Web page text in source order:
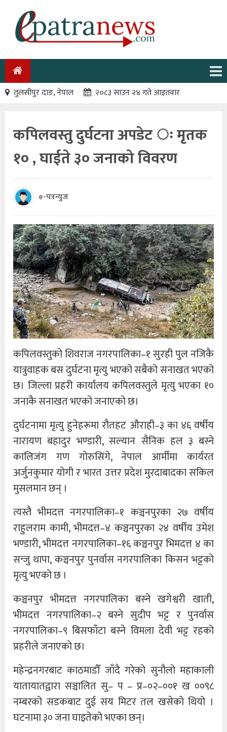
तुलसीपुर दाङ, नेपाल २०८३ साउन २४ गते आइतवार
कपिलवस्तु दुर्घटना अपडेट ः मृतक
१० , घाईते ३० जनाको विवरण
e-पत्रन्युज
कपिलवस्तुको शिवराज नगरपालिका–१ सुरही पुल नजिकै
यात्रुवाहक बस दुर्घटना मृत्यु भएको सबैको सनाखत भएको
छ। जिल्ला प्रहरी कार्यालय कपिलवस्तुले मृत्यु भएका १०
जनाकै सनाखत भएको जनाएको छ।
दुर्घटनामा मृत्यु हुनेहरूमा रौतहट औराही–३ का ४६ वर्षीय
नारायण बहादुर भण्डारी, सल्यान सैनिक हल ३ बस्ने
कालिजंग गण गोरुसिंगे, नेपाल आर्मीमा कार्यरत
अर्जुनकुमार योगी र भारत उत्तर प्रदेश मुरदाबादका सकिल
मुसलमान छन् ।
त्यस्तै भीमदत्त नगरपालिका–१ कञ्चनपुरका २७ वर्षीय
राहुलराम कामी, भीमदत्त–४ कञ्चनपुरका २४ वर्षीय उमेश
भण्डारी, भीमदत्त नगरपालिका–१६ कञ्चनपुर भिमदत्त ४ का
सन्जु थापा, कञ्चनपुर पुनर्वास नगरपालिका किसन भट्टको
मृत्यु भएको छ ।
कञ्चनपुर भीमदत्त नगरपालिका बस्ने खगेश्वरी खाती,
भीमदत्त नगरपालिका–२ बस्ने सुदीप भट्ट र पुनर्वास
नगरपालिका–९ बिसफाँटा बस्ने विमला देवी भट्ट रहको
प्रहरीले जनाएको छ।
महेन्द्रनगरबाट काठमाडौँ जाँदै गरेको सुनौलो महाकाली
यातायातद्वारा सञ्चालित सु– प – प्र–०२–००१ ख ००९८
नम्बरको सडकबाट दुई सय मिटर तल खसेको थियो ।
घटनामा ३० जना घाइतेको भएका छन्।